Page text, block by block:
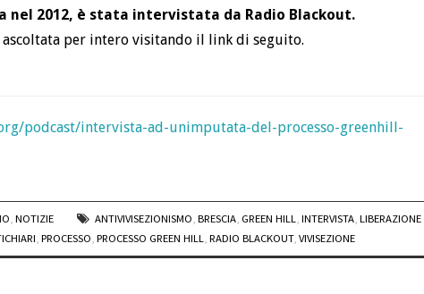
nel 2012, è stata intervistata da Radio Blackout.
ascoltata per intero visitando il link di seguito.
podcast/intervista-ad-unimputata-del-processo-greenhill-
,NOTIZIE ANTIVIVISEZIONISMO,BRESCIA, GREEN HILL,INTERVISTA,LIBERAZIONE
, PROCESSO, PROCESSO GREEN HILL, RADIO BLACKOUT, VIVISEZIONE